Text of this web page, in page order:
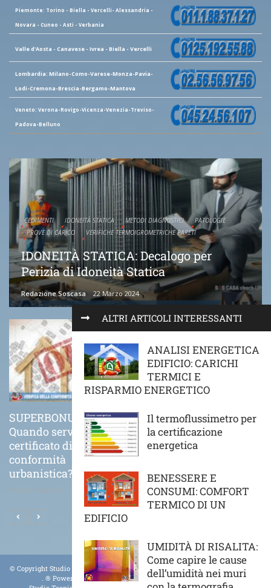
ALTRI ARTICOLI INTERESSANTI
ANALISI ENERGETICA
EDIFICIO: CARICHI
TERMICI E
RISPARMIO ENERGETICO
Il termoflussimetro per
la certificazione
energetica
BENESSERE E
CONSUMI: COMFORT
TERMICO DI UN
EDIFICIO
UMIDITÀ DI RISALITA:
Come capire le cause
dell’umidità nei muri
Piemonte: Torino - Biella - Vercelli- Alessandria -
Novara - Cuneo - Asti - Verbania
Valle d'Aosta - Canavese - Ivrea - Biella - Vercelli
Lombardia: Milano-Como-Varese-Monza-Pavia-
Lodi-Cremona-Brescia-Bergamo-Mantova
Veneto: Verona-Rovigo-Vicenza-Venezia-Treviso-
Padova-Belluno
CEDIMENTI IDONEITÀ STATICA METODI DIAGNOSTICI
PATOLOGIE
PROVE DI CARICO
VERIFICHE TERMOIGROMETRICHE PARETI
IDONEITÀ STATICA: Decalogo per
Perizia di Idoneità Statica
Redazione Soscasa 22 Marzo 2024
SUPERBONUS 110%
Quando serve il
certificato di
conformità
urbanistica?
25 Febbraio 2021
COME VA POSATO
CORRETTAMENTE UN
CAPPOTTO TERMICO
© Copyright Studio Tecnico Archetipo Ingegneria Forense. All Rights Reserved.
® Powered BySTA- All Right Reserved. P.IVA 09164110018